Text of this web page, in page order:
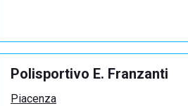
Polisportivo E. Franzanti
Piacenza